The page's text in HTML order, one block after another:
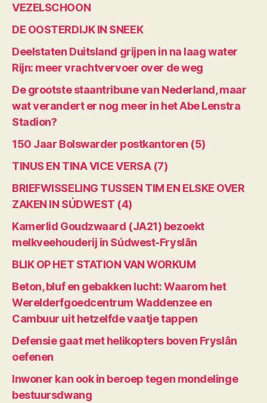
VEZELSCHOON
DE OOSTERDIJK IN SNEEK
Deelstaten Duitsland grijpen in na laag water
Rijn: meer vrachtvervoer over de weg
De grootste staantribune van Nederland, maar
wat verandert er nog meer in het Abe Lenstra
Stadion?
150 Jaar Bolswarder postkantoren (5)
TINUS EN TINA VICE VERSA (7)
BRIEFWISSELING TUSSEN TIM EN ELSKE OVER
ZAKEN IN SÚDWEST (4)
Kamerlid Goudzwaard (JA21) bezoekt
melkveehouderij in Súdwest-Fryslân
BLIK OP HET STATION VAN WORKUM
Beton, bluf en gebakken lucht: Waarom het
Werelderfgoedcentrum Waddenzee en
Cambuur uit hetzelfde vaatje tappen
Defensie gaat met helikopters boven Fryslân
oefenen
Inwoner kan ook in beroep tegen mondelinge
bestuursdwang